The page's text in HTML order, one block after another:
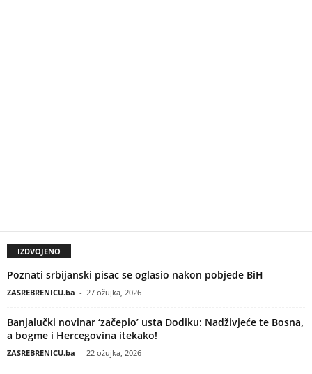
IZDVOJENO
Poznati srbijanski pisac se oglasio nakon pobjede BiH
ZASREBRENICU.ba - 27 ožujka, 2026
Banjalučki novinar ‘začepio’ usta Dodiku: Nadživjeće te Bosna,
a bogme i Hercegovina itekako!
ZASREBRENICU.ba - 22 ožujka, 2026